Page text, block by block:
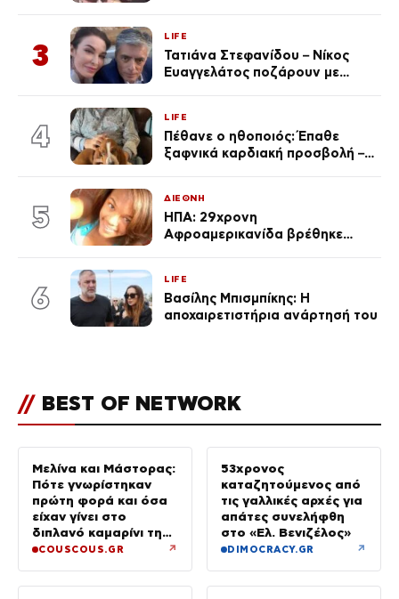
3
LIFE
Τατιάνα Στεφανίδου – Νίκος
Ευαγγελάτος ποζάρουν με
4
LIFE
Πέθανε ο ηθοποιός: Έπαθε
ξαφνικά καρδιακή προσβολή – Η
5
ΔΙΕΘΝΗ
ΗΠΑ: 29χρονη
Αφροαμερικανίδα βρέθηκε
6
LIFE
Βασίλης Μπισμπίκης: Η
αποχαιρετιστήρια ανάρτησή του
// BEST OF NETWORK
Μελίνα και Μάστορας:
Πότε γνωρίστηκαν
πρώτη φορά και όσα
είχαν γίνει στο
διπλανό καμαρίνι της
μητέρας της από το
COUSCOUS.GR ↗
53χρονος
καταζητούμενος από
τις γαλλικές αρχές για
απάτες συνελήφθη
στο «Ελ. Βενιζέλος»
DIMOCRACY.GR ↗